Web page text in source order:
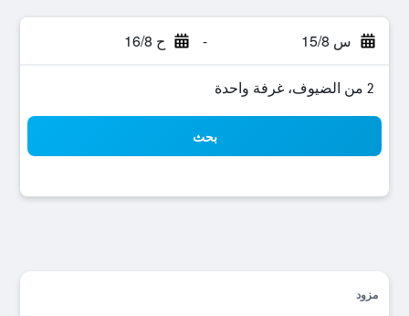
س 15/8 - ح 16/8
2 من الضيوف، غرفة واحدة
بحث
مزود